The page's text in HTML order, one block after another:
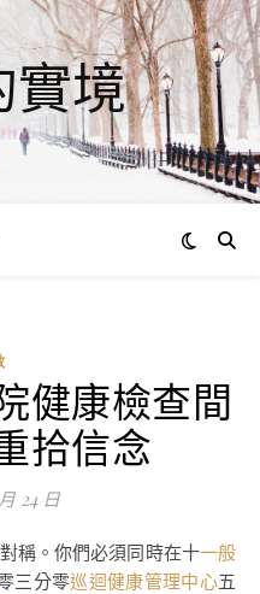
實境
健康檢查間
拾信念
24 日
對稱。你們必須同時在十一般
三分零巡迴健康管理中心五